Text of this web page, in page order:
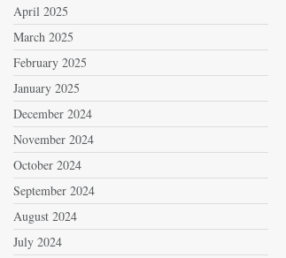
April 2025
March 2025
February 2025
January 2025
December 2024
November 2024
October 2024
September 2024
August 2024
July 2024